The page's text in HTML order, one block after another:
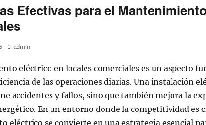
Efectivas para el
Autor
admin
eléctrico en locales comerciales es un aspecto
de las operaciones diarias. Una instalación
accidentes y fallos, sino que también mejora la
En un entorno donde la competitividad es
eléctrico se convierte en una estrategia esencial